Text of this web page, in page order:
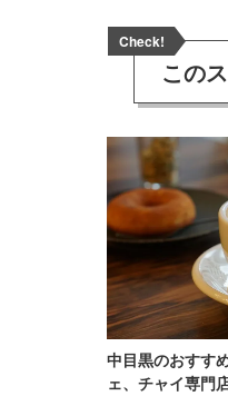
Check!
この
中目黒のおすす
ェ、チャイ専門